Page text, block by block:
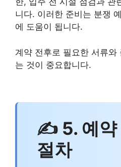
니다. 이러한 준비는 분쟁
에 도움이 됩니다.
계약 전후로 필요한 서류
는 것이 중요합니다.
✍ 5. 예약
절차